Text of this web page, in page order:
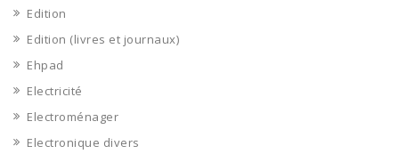
Edition
Edition (livres et journaux)
Ehpad
Electricité
Electroménager
Electronique divers